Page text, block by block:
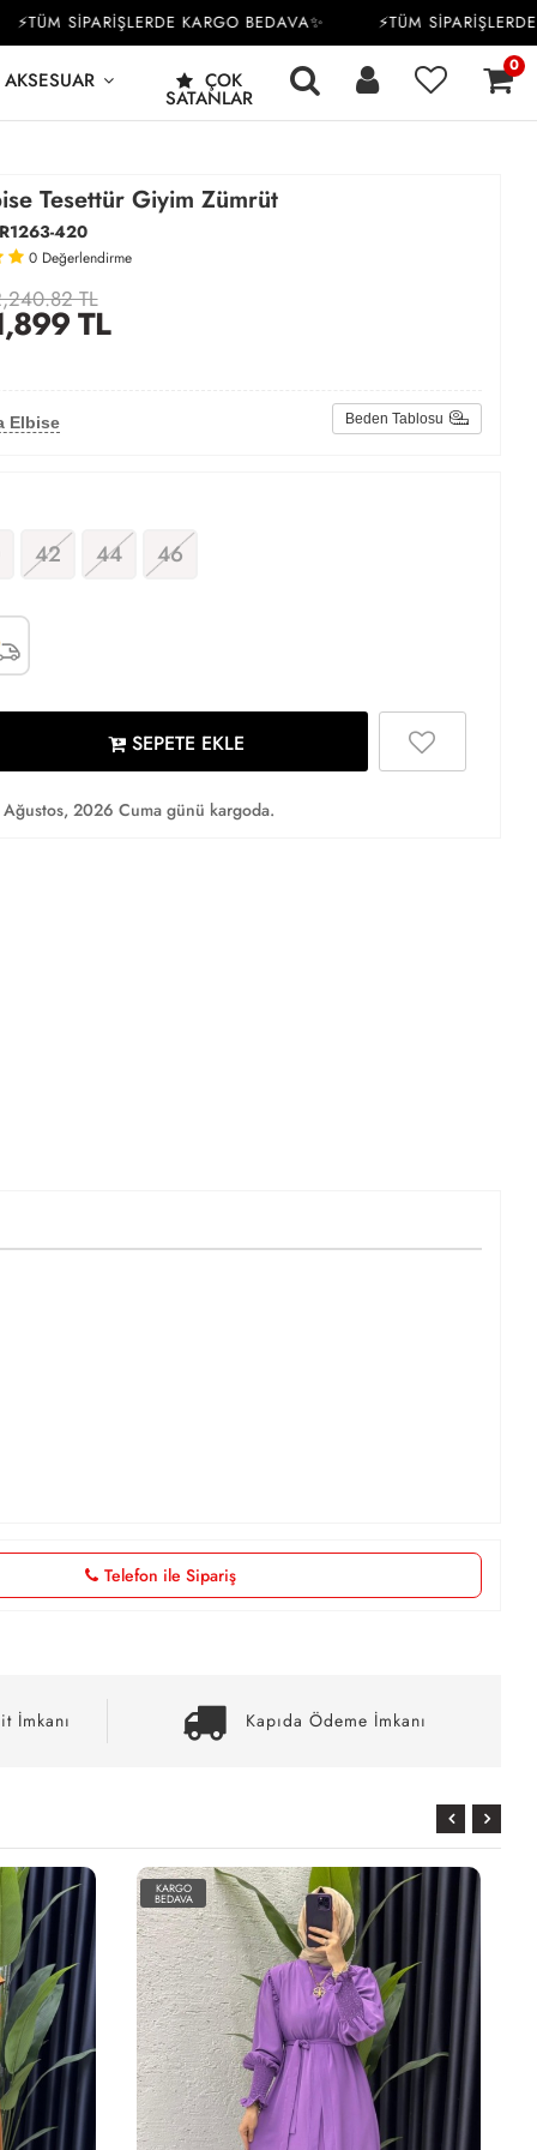
SİPARİŞLERDE KARGO BEDAVA✨ ⚡TÜM SİPARİŞLERDE
AKSESUAR ÇOK
SATANLAR
0
Tesettür Giyim Zümrüt
420
0 Değerlendirme
TL
TL
Elbise Beden Tablosu
42 44 46
SEPETE EKLE
2026 Cuma günü kargoda.
Telefon ile Sipariş
İmkanı Kapıda Ödeme İmkanı
KARGO
BEDAVA